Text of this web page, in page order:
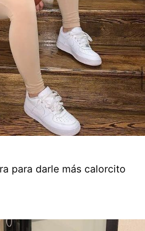
para darle más calorcito